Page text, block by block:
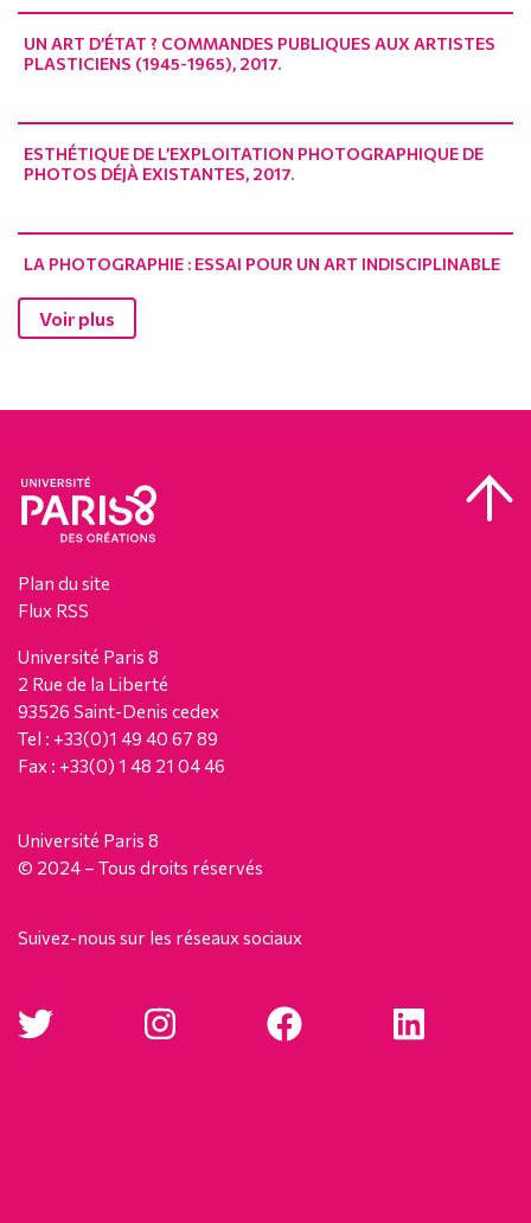
UN ART D’ÉTAT ? COMMANDES PUBLIQUES AUX ARTISTES
PLASTICIENS (1945-1965), 2017.
ESTHÉTIQUE DE L’EXPLOITATION PHOTOGRAPHIQUE DE
PHOTOS DÉJÀ EXISTANTES, 2017.
LA PHOTOGRAPHIE : ESSAI POUR UN ART INDISCIPLINABLE
Voir plus
Plan du site
Flux RSS
Université Paris 8
2 Rue de la Liberté
93526 Saint-Denis cedex
Tel : +33(0)1 49 40 67 89
Fax : +33(0) 1 48 21 04 46
Université Paris 8
© 2024 – Tous droits réservés
Suivez-nous sur les réseaux sociaux